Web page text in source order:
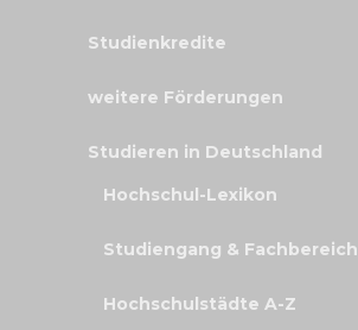
Studienkredite
weitere Förderungen
Studieren in Deutschland
Hochschul-Lexikon
Studiengang & Fachbereich
Hochschulstädte A-Z